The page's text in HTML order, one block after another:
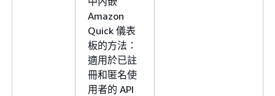
Amazon
Quick 儀表
板的方法：
適用於已註
冊和匿名使
用者的 API